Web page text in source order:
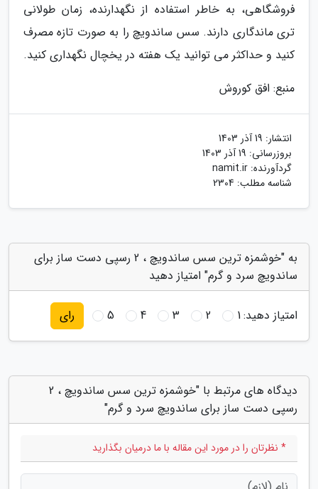
فروشگاهی، به خاطر استفاده از نگهدارنده، زمان طولانی
تری ماندگاری دارند. سس ساندویچ را به صورت تازه مصرف
کنید و حداکثر می توانید یک هفته در یخچال نگهداری کنید.
منبع: افق کوروش
انتشار: 19 آذر 1403
بروزرسانی: 19 آذر 1403
گردآورنده: namit.ir
شناسه مطلب: 2304
به "خوشمزه ترین سس ساندویچ ، 2 رسپی دست ساز برای
ساندویچ سرد و گرم" امتیاز دهید
امتیاز دهید:1
2
3
4
5 رای
دیدگاه های مرتبط با "خوشمزه ترین سس ساندویچ ، 2
رسپی دست ساز برای ساندویچ سرد و گرم"
* نظرتان را در مورد این مقاله با ما درمیان بگذارید